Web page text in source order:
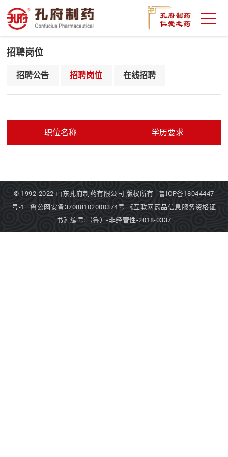
招聘岗位
招聘公告 招聘岗位 在线招聘
职位名称 学历要求
© 1992-2022 山东孔府制药有限公司 版权所有鲁ICP备18044447
号-1
鲁公网安备37088102000374号
《互联网药品信息服务资格证
书》编号:（鲁）-非经营性-2018-0337